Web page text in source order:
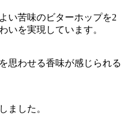
い苦味のビターホップを2
いを実現しています。
思わせる香味が感じられる
ました。